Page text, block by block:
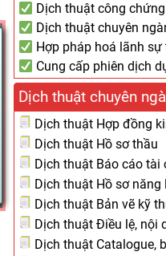
Dịch thuật công chứng
Dịch thuật chuyên
Hợp pháp hoá lãnh sự
Cung cấp phiên dịch
Dịch thuật chuyên
Dịch thuật Hợp đồng
Dịch thuật Hồ sơ thầu
Dịch thuật Báo cáo tài
Dịch thuật Hồ sơ
Dịch thuật Bản vẽ kỹ
Dịch thuật Điều lệ, nội
Dịch thuật Catalogue,